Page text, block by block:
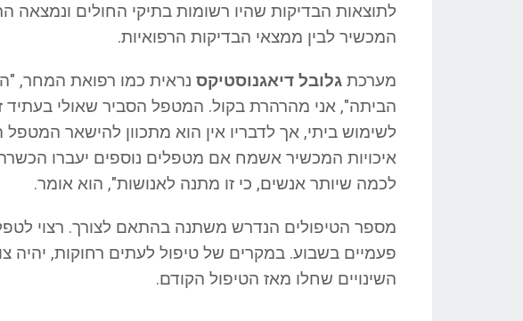
לתוצאות הבדיקות שהיו רשומות בתיקי החולים
המכשיר לבין ממצאי הבדיקות הרפואיות.
מערכת גלובל דיאגנוסטיקס נראית כמו רפואת המחר,
הביתה", אני מהרהרת בקול. המטפל הסביר שאולי בעתיד
לשימוש ביתי, אך לדבריו אין הוא מתכוון להישאר
איכויות המכשיר אשמח אם מטפלים נוספים יעברו הכשרה,
לכמה שיותר אנשים, כי זו מתנה לאנושות", הוא אומר.
מספר הטיפולים הנדרש משתנה בהתאם לצורך. רצוי
פעמיים בשבוע. במקרים של טיפול לעתים רחוקות, יהיה
השינויים שחלו מאז הטיפול הקודם.